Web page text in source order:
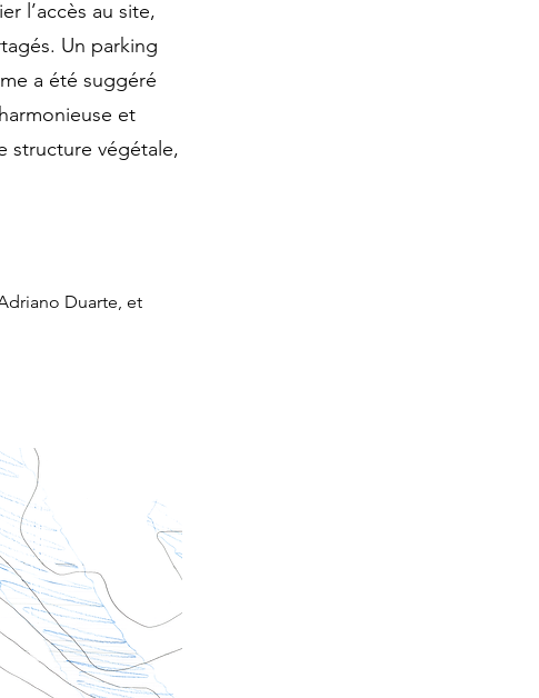
l’accès au site,
Un parking
a été suggéré
et
structure végétale,
Duarte, et